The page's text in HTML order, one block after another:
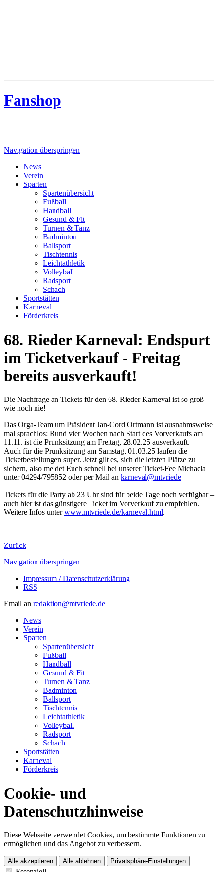
Fanshop
Navigation überspringen
News
Verein
Sparten
Spartenübersicht
Fußball
Handball
Gesund & Fit
Turnen & Tanz
Badminton
Ballsport
Tischtennis
Leichtathletik
Volleyball
Radsport
Schach
Sportstätten
Karneval
Förderkreis
68. Rieder Karneval: Endspurt
im Ticketverkauf - Freitag
bereits ausverkauft!
Die Nachfrage an Tickets für den 68. Rieder Karneval ist so groß
wie noch nie!
Das Orga-Team um Präsident Jan-Cord Ortmann ist ausnahmsweise
mal sprachlos: Rund vier Wochen nach Start des Vorverkaufs am
11.11. ist die Prunksitzung am Freitag, 28.02.25 ausverkauft.
Auch für die Prunksitzung am Samstag, 01.03.25 laufen die
Ticketbestellungen super. Jetzt gilt es, sich die letzten Plätze zu
sichern, also meldet Euch schnell bei unserer Ticket-Fee Michaela
unter 04294/795852 oder per Mail an karneval@mtvriede.
Tickets für die Party ab 23 Uhr sind für beide Tage noch verfügbar –
auch hier ist das günstigere Ticket im Vorverkauf zu empfehlen.
Weitere Infos unterwww.mtvriede.de/karneval.html.
Zurück
Navigation überspringen
Impressum / Datenschutzerklärung
RSS
Email an redaktion@mtvriede.de
News
Verein
Sparten
Spartenübersicht
Fußball
Handball
Gesund & Fit
Turnen & Tanz
Badminton
Ballsport
Tischtennis
Leichtathletik
Volleyball
Radsport
Schach
Sportstätten
Karneval
Förderkreis
Cookie- und
Datenschutzhinweise
Diese Webseite verwendet Cookies, um bestimmte Funktionen zu
ermöglichen und das Angebot zu verbessern.
Alle akzeptieren Alle ablehnen Privatsphäre-Einstellungen